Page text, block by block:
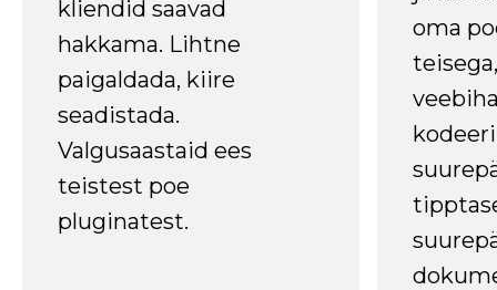
kliendid saavad
hakkama. Lihtne
paigaldada, kiire
seadistada.
Valgusaastaid ees
teistest poe
pluginatest.
oma